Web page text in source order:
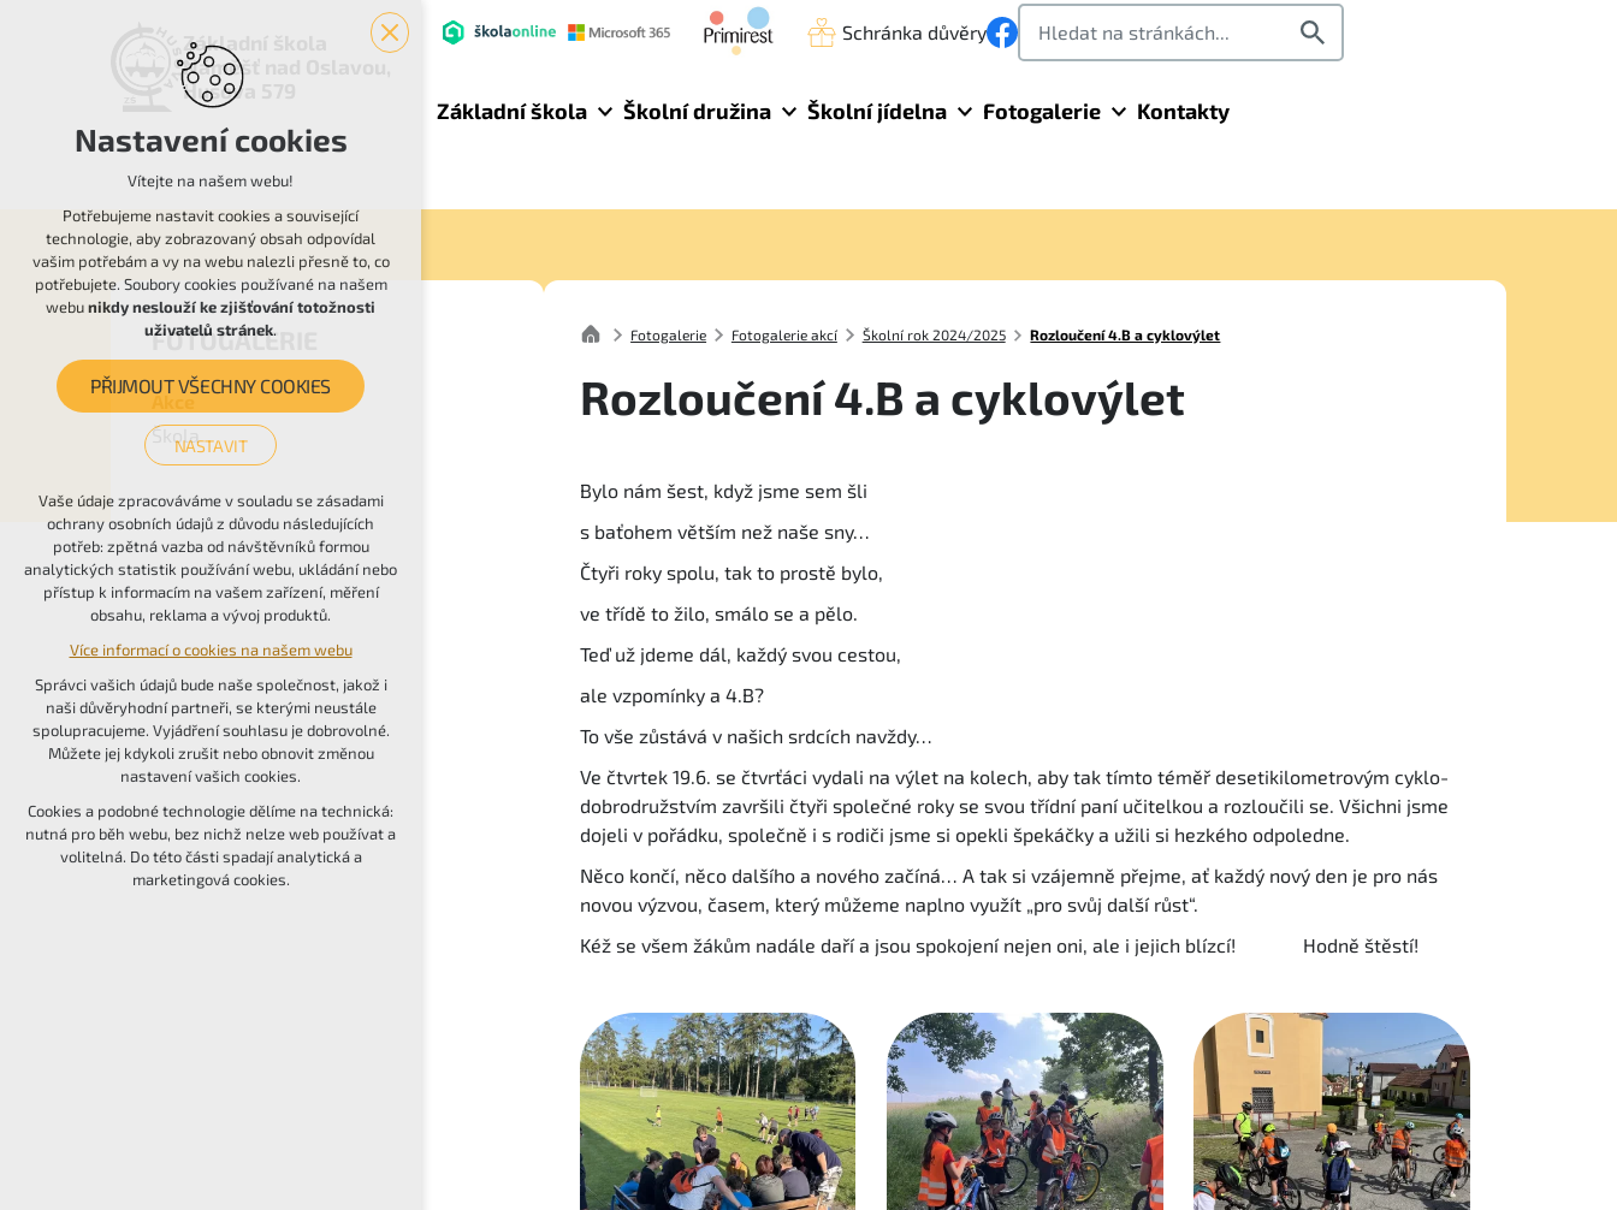
Základní škola
Náměšť nad Oslavou,
Husova 579
Schránka důvěry
Základní škola Školní družina Školní jídelna Fotogalerie Kontakty
Fotogalerie Fotogalerie akcí Školní rok 2024/2025 Rozloučení 4.B a cyklovýlet
Rozloučení 4.B a cyklovýlet
Bylo nám šest, když jsme sem šli
s baťohem větším než naše sny…
Čtyři roky spolu, tak to prostě bylo,
ve třídě to žilo, smálo se a pělo.
Teď už jdeme dál, každý svou cestou,
ale vzpomínky a 4.B?
To vše zůstává v našich srdcích navždy…
Ve čtvrtek 19.6. se čtvrťáci vydali na výlet na kolech, aby tak tímto téměř desetikilometrovým cyklo-
dobrodružstvím završili čtyři společné roky se svou třídní paní učitelkou a rozloučili se. Všichni jsme
dojeli v pořádku, společně i s rodiči jsme si opekli špekáčky a užili si hezkého odpoledne.
Něco končí, něco dalšího a nového začíná… A tak si vzájemně přejme, ať každý nový den je pro nás
novou výzvou, časem, který můžeme naplno využít „pro svůj další růst“.
Kéž se všem žákům nadále daří a jsou spokojení nejen oni, ale i jejich blízcí! Hodně štěstí!
FOTOGALERIE
Akce
Škola
Nastavení cookies
Vítejte na našem webu!
Potřebujeme nastavit cookies a související
technologie, aby zobrazovaný obsah odpovídal
vašim potřebám a vy na webu nalezli přesně to, co
potřebujete. Soubory cookies používané na našem
webunikdy neslouží ke zjišťování totožnosti
uživatelů stránek.
PŘIJMOUT VŠECHNY COOKIES
NASTAVIT
Technická cookies
nutná pro provozování webu
udržení kontextu stránek (session): případná
přihlášení, volby jazyka, apod.
Volitelná cookies
analytická pro anonymizované vyhodnocení
návštěvnosti
marketingová cookies (Google, Seznam,
Facebook)
Více informací o cookies na našem webu
PŘIJMOUT VŠECHNY COOKIES
ODMÍTNOUT VOLITELNÁ
Vaše údaje zpracováváme v souladu se zásadami
ochrany osobních údajů z důvodu následujících
potřeb: zpětná vazba od návštěvníků formou
analytických statistik používání webu, ukládání nebo
přístup k informacím na vašem zařízení, měření
obsahu, reklama a vývoj produktů.
Více informací o cookies na našem webu
Správci vašich údajů bude naše společnost, jakož i
naši důvěryhodní partneři, se kterými neustále
spolupracujeme. Vyjádření souhlasu je dobrovolné.
Můžete jej kdykoli zrušit nebo obnovit změnou
nastavení vašich cookies.
Cookies a podobné technologie dělíme na technická:
nutná pro běh webu, bez nichž nelze web používat a
volitelná. Do této části spadají analytická a
marketingová cookies.